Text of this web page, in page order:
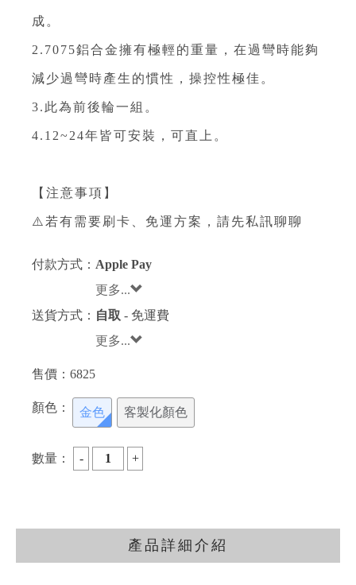
成。
2.7075鋁合金擁有極輕的重量，在過彎時能夠
減少過彎時產生的慣性，操控性極佳。
3.此為前後輪一組。
4.12~24年皆可安裝，可直上。
【注意事項】
⚠️若有需要刷卡、免運方案，請先私訊聊聊
付款方式： Apple Pay
更多...
送貨方式： 自取 - 免運費
更多...
售價： 6825
顏色： 金色 客製化顏色
數量：
產品詳細介紹